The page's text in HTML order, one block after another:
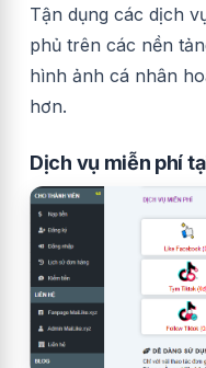
Tận dụng các dịch
phủ trên các nền
hình ảnh cá nhân
hơn.
Dịch vụ miễn phí